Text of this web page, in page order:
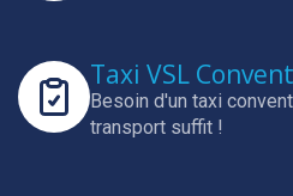
Taxi VSL
Besoin d'un taxi
transport suffit !